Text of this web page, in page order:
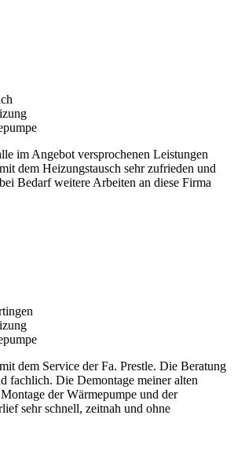
im Angebot versprochenen Leistungen
dem Heizungstausch sehr zufrieden und
Bedarf weitere Arbeiten an diese Firma
dem Service der Fa. Prestle. Die Beratung
fachlich. Die Demontage meiner alten
der Wärmepumpe und der
sehr schnell, zeitnah und ohne